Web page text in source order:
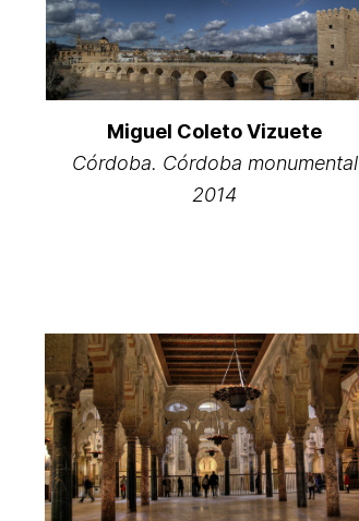
Miguel Coleto Vizuete
Córdoba. Córdoba monumental
2014